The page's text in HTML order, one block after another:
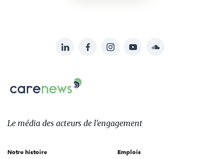
sur:
LinkedInFacebookInstagramYouTubeSoundcloud
Le
des
l'engagement
Le média des acteurs de l'engagement
Notre histoire
Emplois